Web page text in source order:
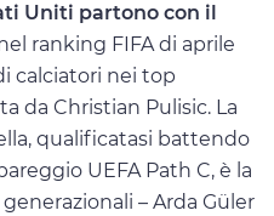
Uniti partono con il
ranking FIFA di aprile
calciatori nei top
da Christian Pulisic. La
qualificatasi battendo
UEFA Path C, è la
– Arda Güler